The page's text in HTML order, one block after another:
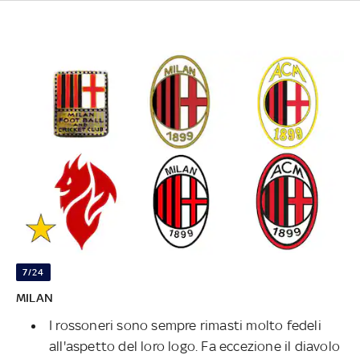
7/24
MILAN
I rossoneri sono sempre rimasti molto fedeli
all'aspetto del loro logo. Fa eccezione il diavolo